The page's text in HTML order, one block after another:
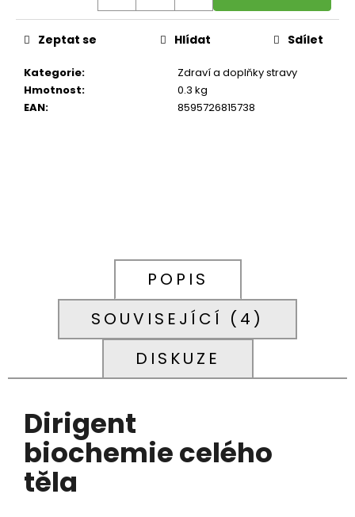
Kategorie:
Zdraví a doplňky stravy
Hmotnost:
0.3 kg
EAN: 8595726815738
Zeptat se Hlídat Sdílet
POPIS
SOUVISEJÍCÍ (4)
DISKUZE
Dirigent
biochemiecelého
těla
LIPOSOMAL
VITAMIN
C
LIPOZOMÁLNÍ
VITAMÍN
C,
500